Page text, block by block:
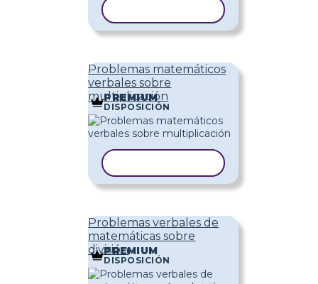
Problemas matemáticos
verbales sobre
multiplicación
PREMIUM
DISPOSICIÓN
Problemas verbales de
matemáticas sobre
división
PREMIUM
DISPOSICIÓN